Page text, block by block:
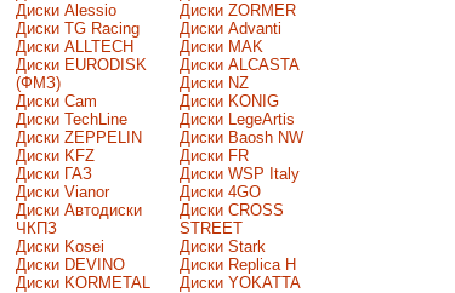
Диски Alessio
Диски TG Racing
Диски ALLTECH
Диски EURODISK
(ФМЗ)
Диски Cam
Диски TechLine
Диски ZEPPELIN
Диски KFZ
Диски ГАЗ
Диски Vianor
Диски Автодиски
ЧКПЗ
Диски Kosei
Диски DEVINO
Диски KORMETAL
Диски ZORMER
Диски Advanti
Диски MAK
Диски ALCASTA
Диски NZ
Диски KONIG
Диски LegeArtis
Диски Baosh NW
Диски FR
Диски WSP Italy
Диски 4GO
Диски CROSS
STREET
Диски Stark
Диски Replica H
Диски YOKATTA